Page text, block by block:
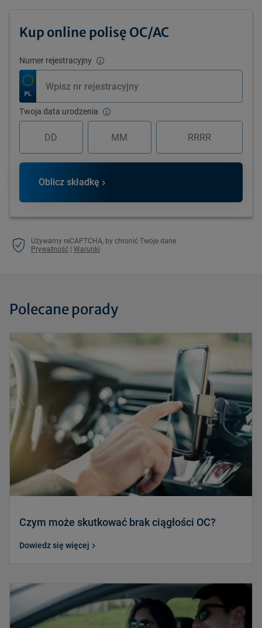
Kup online polisę OC/AC
Numer rejestracyjny
Twoja data urodzenia
Oblicz składkę
Używamy reCAPTCHA, by chronić Twoje dane
Prywatność
Warunki
Polecane porady
Czym może skutkować brak ciągłości OC?
Dowiedz się więcej